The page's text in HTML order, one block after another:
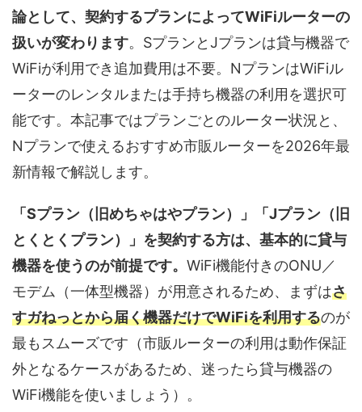
論として、契約するプランによってWiFiルーターの
扱いが変わります。SプランとJプランは貸与機器で
WiFiが利用でき追加費用は不要。NプランはWiFiル
ーターのレンタルまたは手持ち機器の利用を選択可
能です。本記事ではプランごとのルーター状況と、
Nプランで使えるおすすめ市販ルーターを2026年最
新情報で解説します。
「Sプラン（旧めちゃはやプラン）」「Jプラン（旧
とくとくプラン）」を契約する方は、基本的に貸与
機器を使うのが前提です。 WiFi機能付きのONU／
モデム（一体型機器）が用意されるため、まずはさ
すガねっとから届く機器だけでWiFiを利用するのが
最もスムーズです（市販ルーターの利用は動作保証
外となるケースがあるため、迷ったら貸与機器の
WiFi機能を使いましょう）。